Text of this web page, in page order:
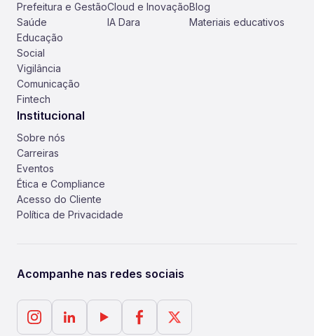
Prefeitura e Gestão
Saúde
Educação
Social
Vigilância
Comunicação
Fintech
Cloud e Inovação
IA Dara
Blog
Materiais educativos
Institucional
Sobre nós
Carreiras
Eventos
Ética e Compliance
Acesso do Cliente
Política de Privacidade
Acompanhe nas redes sociais